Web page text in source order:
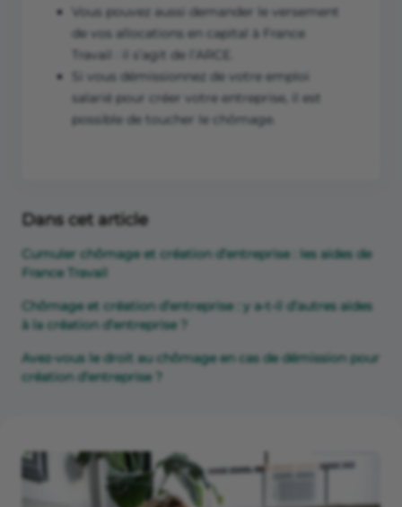
Vous pouvez aussi demander le versement
de vos allocations en capital à France
Travail : il s’agit de l’ARCE.
Si vous démissionnez de votre emploi
salarié pour créer votre entreprise, il est
possible de toucher le chômage.
Dans cet article
Cumuler chômage et création d’entreprise : les aides de
France Travail
Chômage et création d’entreprise : y a-t-il d’autres aides
à la création d’entreprise ?
Avez-vous le droit au chômage en cas de démission pour
création d’entreprise ?